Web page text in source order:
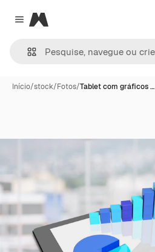
Close menu
Magnific
Início/stock/Fotos/Tablet com gráficos …